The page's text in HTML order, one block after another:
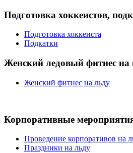
Подготовка хоккеистов,
Подготовка хоккеиста
Подкатки
Женский ледовый фитнес на
Женский фитнес на льду
Корпоративные
Проведение корпоративов на
Праздники на льду